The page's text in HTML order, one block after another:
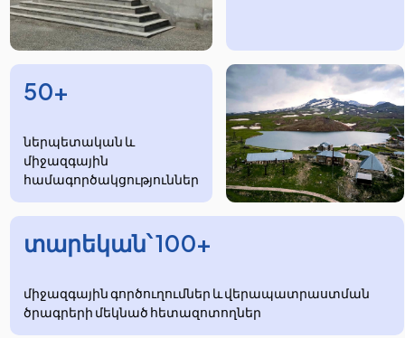
50+
ներպետական և
միջազգային
համագործակցություններ
տարեկան՝ 100+
միջազգային գործուղումներ և վերապատրաստման
ծրագրերի մեկնած հետազոտողներ